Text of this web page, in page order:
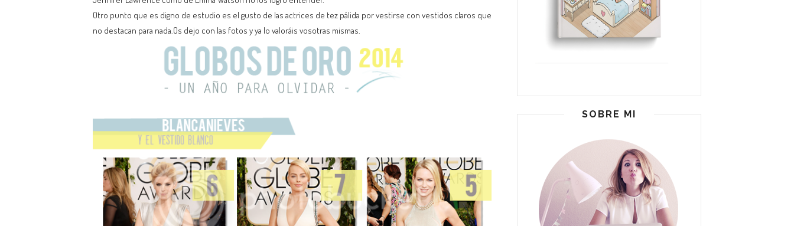
Otro punto que es digno de estudio es el gusto de las actrices de tez pálida por vestirse con vestidos claros que
no destacan para nada.Os dejo con las fotos y ya lo valoráis vosotras mismas.
SOBRE MI